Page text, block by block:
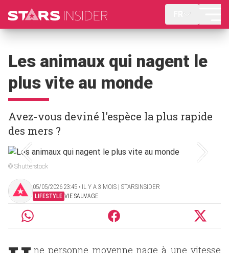
Les animaux qui nagent le
plus vite au monde
Avez-vous deviné l'espèce la plus rapide
des mers ?
© Shutterstock
05/05/2026 23:45 ‧ IL Y A 3 MOIS | STARSINSIDER
LIFESTYLE VIE SAUVAGE
ne personne moyenne nage à une vitesse